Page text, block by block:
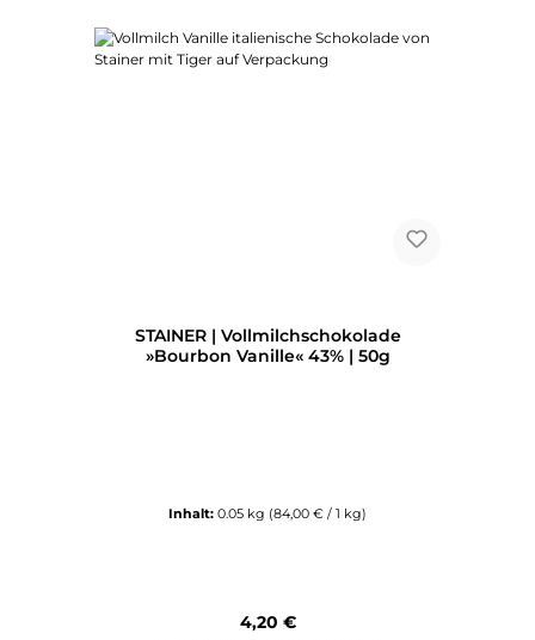
STAINER | Vollmilchschokolade
»Bourbon Vanille« 43% | 50g
Inhalt: 0.05 kg (84,00 € / 1 kg)
Regulärer Preis:
4,20 €